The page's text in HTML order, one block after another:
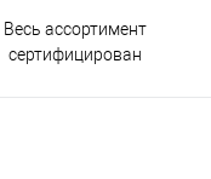
Весь ассортимент
сертифицирован